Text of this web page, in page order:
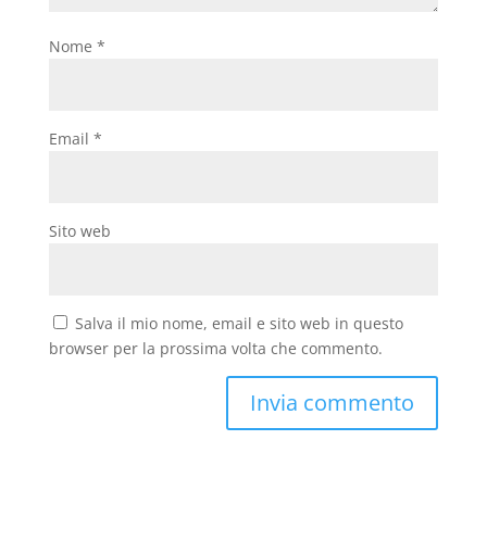
Nome *
Email *
Sito web
Salva il mio nome, email e sito web in questo
browser per la prossima volta che commento.